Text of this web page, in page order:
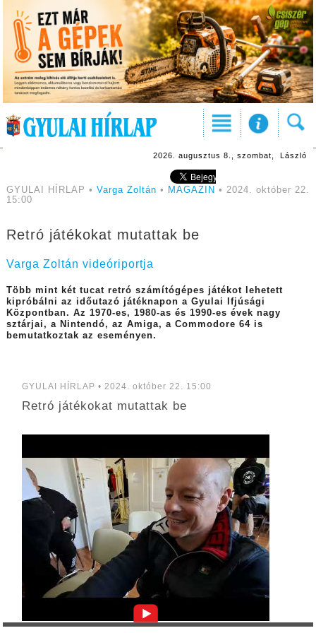
2026. augusztus 8., szombat, László
GYULAI HÍRLAP • Varga Zoltán • MAGAZIN • 2024. október 22.
15:00
Retró játékokat mutattak be
Varga Zoltán videóriportja
Több mint két tucat retró számítógépes játékot lehetett
kipróbálni az időutazó játéknapon a Gyulai Ifjúsági
Központban. Az 1970-es, 1980-as és 1990-es évek nagy
sztárjai, a Nintendó, az Amiga, a Commodore 64 is
bemutatkoztak az eseményen.
GYULAI HÍRLAP • 2024. október 22. 15:00
Retró játékokat mutattak be